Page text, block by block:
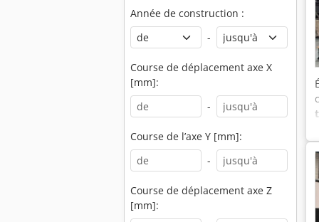
Année de construction :
-
Course de déplacement axe X
[mm]:
-
Course de l’axe Y [mm]:
-
Course de déplacement axe Z
[mm]: